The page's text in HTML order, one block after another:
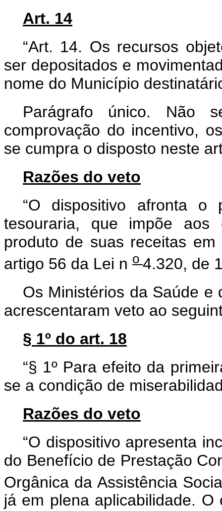
Art. 14
“Art. 14. Os recursos
ser depositados e
nome do Município
Parágrafo único. Não
comprovação do incentivo,
se cumpra o disposto neste
Razões do veto
“O dispositivo afronta
tesouraria, que impõe aos
produto de suas receitas
artigo 56 da Lei n o 4.320, de
Os Ministérios da Saúde e
acrescentaram veto ao
§ 1º do art. 18
“§ 1º Para efeito da
se a condição de
Razões do veto
“O dispositivo apresenta
do Benefício de Prestação
Orgânica da Assistência
já em plena aplicabilidade.